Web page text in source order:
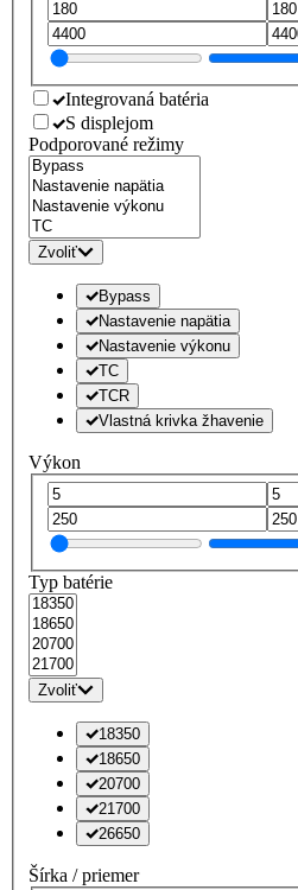
Integrovaná batéria
S displejom
Podporované režimy
Zvoliť
Bypass
Nastavenie napätia
Nastavenie výkonu
TC
TCR
Vlastná krivka žhavenie
Výkon
Typ batérie
Zvoliť
18350
18650
20700
21700
26650
Šírka / priemer